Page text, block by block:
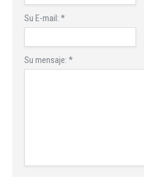
Su E-mail: *
Su mensaje: *